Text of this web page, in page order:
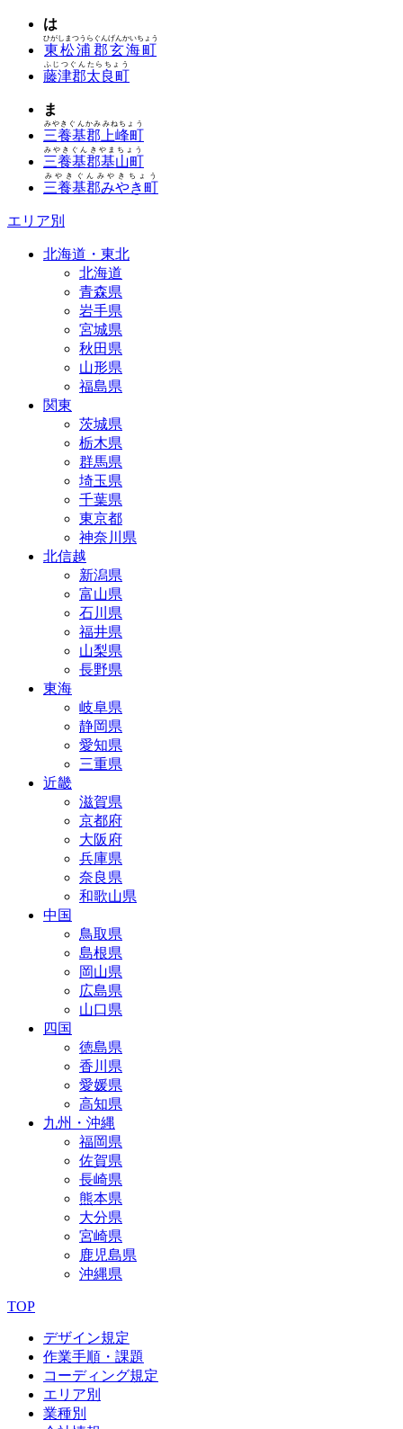
は
東松浦郡玄海町
ひがしまつうらぐんげんかいちょう
藤津郡太良町
ふじつぐんたらちょう
ま
三養基郡上峰町
みやきぐんかみみねちょう
三養基郡基山町
みやきぐんきやまちょう
三養基郡みやき町
みやきぐんみやきちょう
エリア別
北海道・東北
北海道
青森県
岩手県
宮城県
秋田県
山形県
福島県
関東
茨城県
栃木県
群馬県
埼玉県
千葉県
東京都
神奈川県
北信越
新潟県
富山県
石川県
福井県
山梨県
長野県
東海
岐阜県
静岡県
愛知県
三重県
近畿
滋賀県
京都府
大阪府
兵庫県
奈良県
和歌山県
中国
鳥取県
島根県
岡山県
広島県
山口県
四国
徳島県
香川県
愛媛県
高知県
九州・沖縄
福岡県
佐賀県
長崎県
熊本県
大分県
宮崎県
鹿児島県
沖縄県
TOP
デザイン規定
作業手順・課題
コーディング規定
エリア別
業種別